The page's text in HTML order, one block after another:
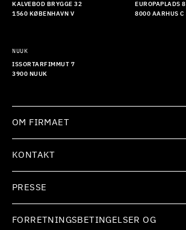
KALVEBOD BRYGGE 32
1560 KØBENHAVN V
EUROPAPLADS 8
8000 AARHUS C
NUUK
ISSORTARFIMMUT 7
3900 NUUK
OM FIRMAET
KONTAKT
PRESSE
FORRETNINGSBETINGELSER OG